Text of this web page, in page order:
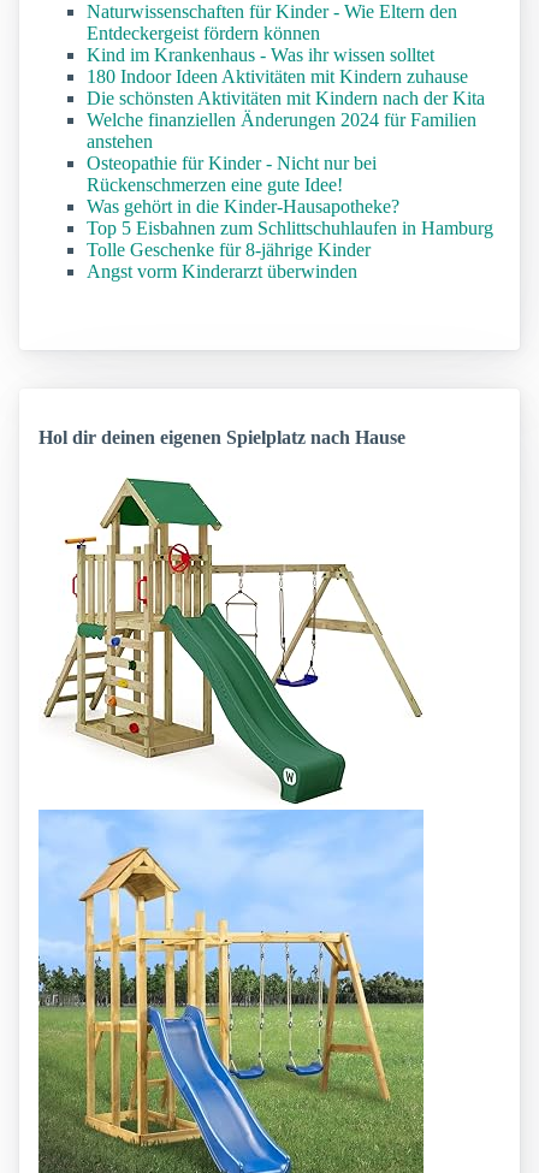
Naturwissenschaften für Kinder - Wie Eltern den
Entdeckergeist fördern können
Kind im Krankenhaus - Was ihr wissen solltet
180 Indoor Ideen Aktivitäten mit Kindern zuhause
Die schönsten Aktivitäten mit Kindern nach der Kita
Welche finanziellen Änderungen 2024 für Familien
anstehen
Osteopathie für Kinder - Nicht nur bei
Rückenschmerzen eine gute Idee!
Was gehört in die Kinder-Hausapotheke?
Top 5 Eisbahnen zum Schlittschuhlaufen in Hamburg
Tolle Geschenke für 8-jährige Kinder
Angst vorm Kinderarzt überwinden
Hol dir deinen eigenen Spielplatz nach Hause